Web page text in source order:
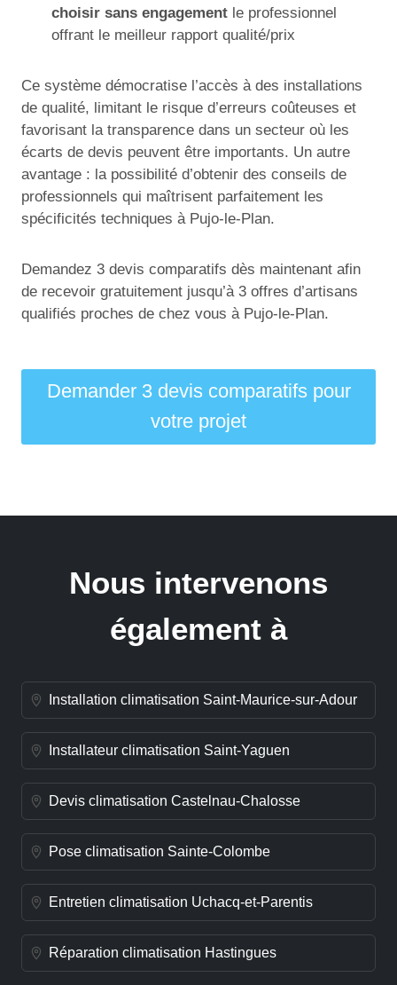
choisir sans engagement le professionnel
offrant le meilleur rapport qualité/prix
Ce système démocratise l’accès à des installations
de qualité, limitant le risque d’erreurs coûteuses et
favorisant la transparence dans un secteur où les
écarts de devis peuvent être importants. Un autre
avantage : la possibilité d’obtenir des conseils de
professionnels qui maîtrisent parfaitement les
spécificités techniques à Pujo-le-Plan.
Demandez 3 devis comparatifs dès maintenant afin
de recevoir gratuitement jusqu’à 3 offres d’artisans
qualifiés proches de chez vous à Pujo-le-Plan.
Demander 3 devis comparatifs pour
votre projet
Nous intervenons
également à
Installation climatisation Saint-Maurice-sur-Adour
Installateur climatisation Saint-Yaguen
Devis climatisation Castelnau-Chalosse
Pose climatisation Sainte-Colombe
Entretien climatisation Uchacq-et-Parentis
Réparation climatisation Hastingues